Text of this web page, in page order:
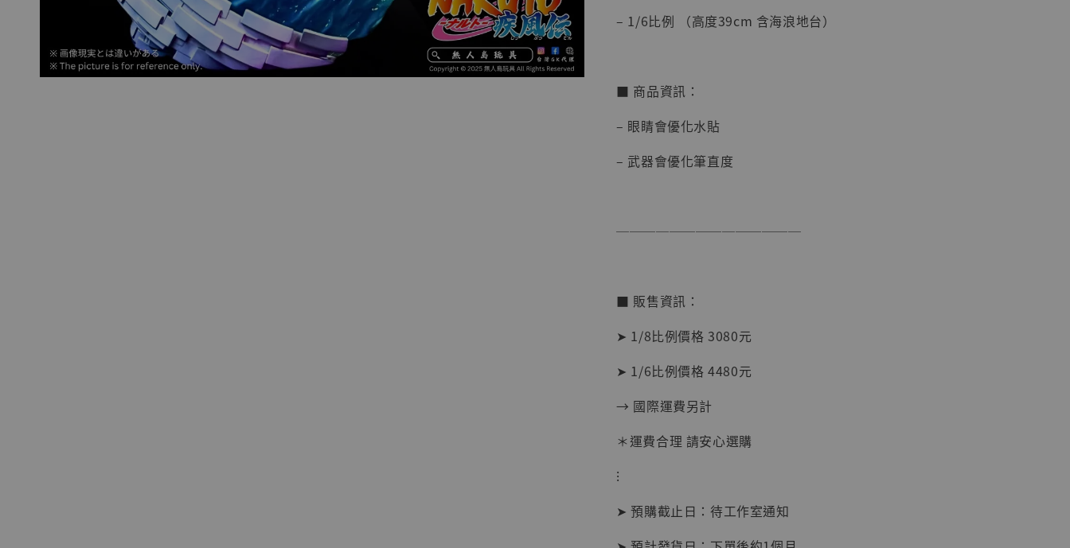
【店內現貨】海賊王
系列蒐藏雕像 布魯
NT$ 1,500
加入購物車
【現貨】
彈飛 鵝城縣長 張麻
子 [BK01]
– 1/6比例 （高度39cm 含海浪地台）
■ 商品資訊：
– 眼睛會優化水貼
– 武器會優化筆直度
──────────────
■ 販售資訊：
➤ 1/8比例價格 3080元
➤ 1/6比例價格 4480元
→ 國際運費另計
＊運費合理 請安心選購
⁝
➤ 預購截止日：待工作室通知